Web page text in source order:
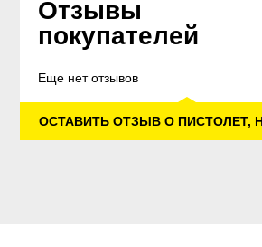
Отзывы
покупателей
Еще нет отзывов
ОСТАВИТЬ ОТЗЫВ О ПИСТОЛЕТ,